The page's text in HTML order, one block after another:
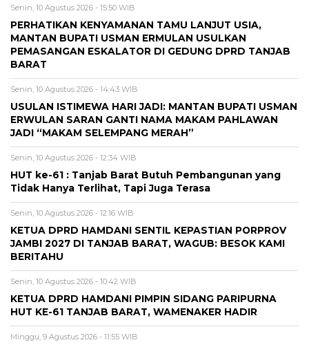
Senin, 10 Agustus 2026 - 15:50 WIB
PERHATIKAN KENYAMANAN TAMU LANJUT USIA,
MANTAN BUPATI USMAN ERMULAN USULKAN
PEMASANGAN ESKALATOR DI GEDUNG DPRD TANJAB
BARAT
Senin, 10 Agustus 2026 - 14:43 WIB
USULAN ISTIMEWA HARI JADI: MANTAN BUPATI USMAN
ERWULAN SARAN GANTI NAMA MAKAM PAHLAWAN
JADI “MAKAM SELEMPANG MERAH”
Senin, 10 Agustus 2026 - 12:34 WIB
HUT ke-61 : Tanjab Barat Butuh Pembangunan yang
Tidak Hanya Terlihat, Tapi Juga Terasa
Senin, 10 Agustus 2026 - 12:16 WIB
KETUA DPRD HAMDANI SENTIL KEPASTIAN PORPROV
JAMBI 2027 DI TANJAB BARAT, WAGUB: BESOK KAMI
BERITAHU
Senin, 10 Agustus 2026 - 10:42 WIB
KETUA DPRD HAMDANI PIMPIN SIDANG PARIPURNA
HUT KE-61 TANJAB BARAT, WAMENAKER HADIR
Minggu, 9 Agustus 2026 - 11:55 WIB